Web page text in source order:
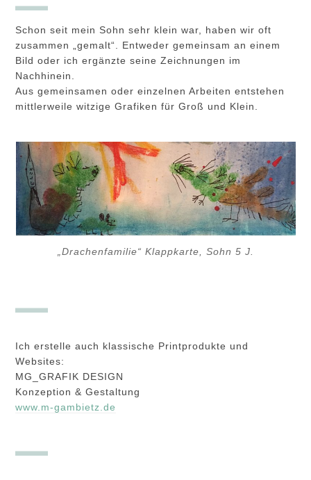
Schon seit mein Sohn sehr klein war, haben wir oft
zusammen „gemalt“. Entweder gemeinsam an einem
Bild oder ich ergänzte seine Zeichnungen im
Nachhinein.
Aus gemeinsamen oder einzelnen Arbeiten entstehen
mittlerweile witzige Grafiken für Groß und Klein.
„Drachenfamilie“ Klappkarte, Sohn 5 J.
Ich erstelle auch klassische Printprodukte und
Websites:
MG_GRAFIK DESIGN
Konzeption & Gestaltung
www.m-gambietz.de